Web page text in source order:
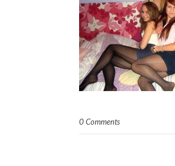
0 Comments